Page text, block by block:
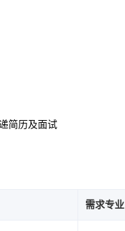
简历及面试
需求专业